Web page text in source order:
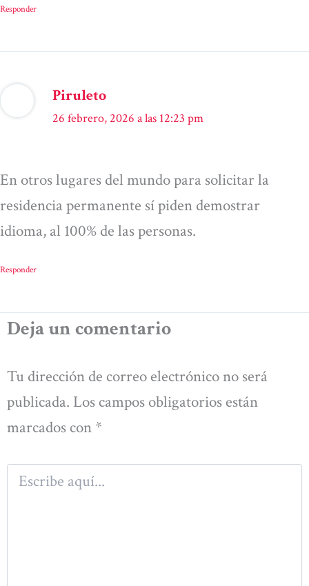
Responder
Piruleto
26 febrero, 2026 a las 12:23 pm
En otros lugares del mundo para solicitar la
residencia permanente sí piden demostrar
idioma, al 100% de las personas.
Responder
Deja un comentario
Tu dirección de correo electrónico no será
publicada. Los campos obligatorios están
marcados con *
Escribe
aquí...